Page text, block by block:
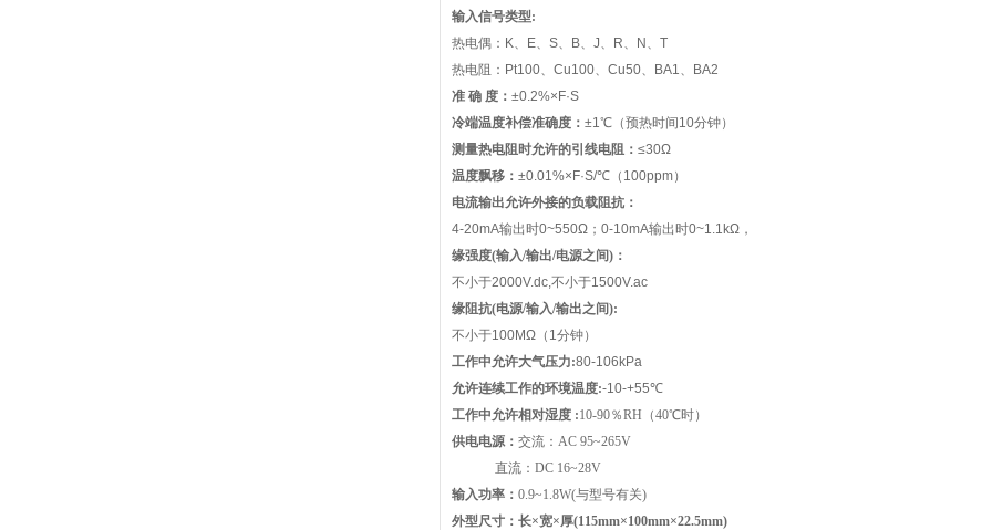
输入信号类型:
热电偶：K、E、S、B、J、R、N、T
热电阻：Pt100、Cu100、Cu50、BA1、BA2
准 确 度： ±0.2%×F·S
冷端温度补偿准确度： ±1℃（预热时间10分钟）
测量热电阻时允许的引线电阻： ≤30Ω
温度飘移： ±0.01%×F·S/℃（100ppm）
电流输出允许外接的负载阻抗：
4-20mA输出时0~550Ω；0-10mA输出时0~1.1kΩ，
缘强度(输入/输出/电源之间)：
不小于2000V.dc,不小于1500V.ac
缘阻抗(电源/输入/输出之间):
不小于100MΩ（1分钟）
工作中允许大气压力:80-106kPa
允许连续工作的环境温度:-10-+55℃
工作中允许相对湿度 :10-90％RH （40℃时）
供电电源： 交流： AC 95~265V
直流： DC 16~28V
输入功率： 0.9~1.8W(与型号有关)
外型尺寸：长×宽×厚(115mm×100mm×22.5mm)